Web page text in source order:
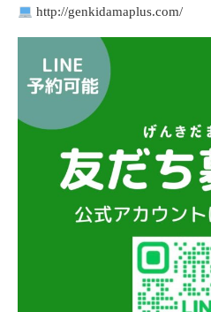
http://genkidamaplus.com/